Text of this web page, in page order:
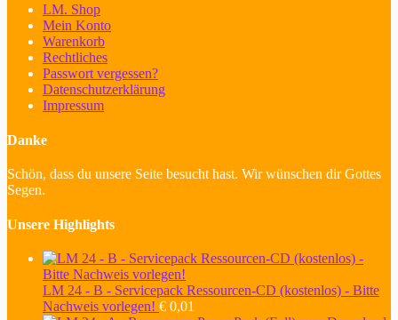
LM. Shop
Mein Konto
Warenkorb
Rechtliches
Passwort vergessen?
Datenschutzerklärung
Impressum
Danke
Schön, dass du unsere Seite besucht hast. Wir wünschen dir Gottes
Segen.
Unsere Highlights
LM 24 - B - Servicepack Ressourcen-CD (kostenlos) - Bitte
Nachweis vorlegen! € 0,01